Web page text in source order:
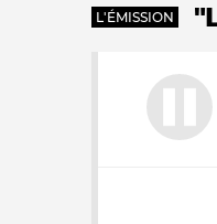
L'ÉMISSION